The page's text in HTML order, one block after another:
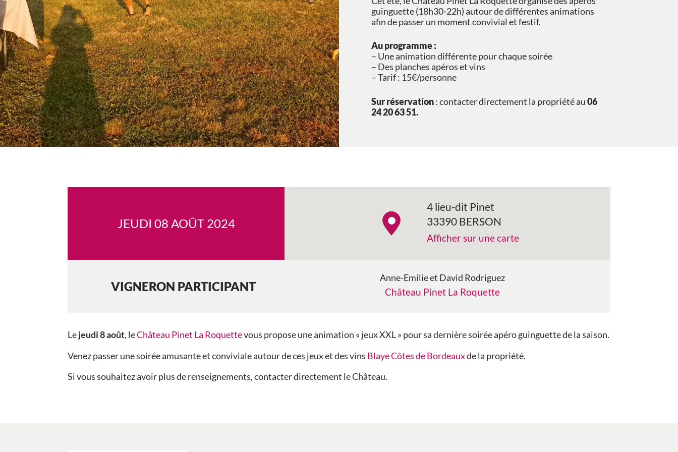
guinguette (18h30-22h) autour de différentes animations
afin de passer un moment convivial et festif.
Au programme :
– Une animation différente pour chaque soirée
– Des planches apéros et vins
– Tarif : 15€/personne
Sur réservation: contacter directement la propriété au06
24 20 63 51.
JEUDI 08 AOÛT 2024
4 lieu-dit Pinet
33390 BERSON
Afficher sur une carte
VIGNERON PARTICIPANT
Anne-Emilie et David Rodriguez
Château Pinet La Roquette
Lejeudi 8 août, leChâteau Pinet La Roquettevous propose une animation « jeux XXL » pour sa dernière soirée apéro guinguette de la saison.
Venez passer une soirée amusante et conviviale autour de ces jeux et des vins Blaye Côtes de Bordeauxde la propriété.
Si vous souhaitez avoir plus de renseignements, contacter directement le Château.